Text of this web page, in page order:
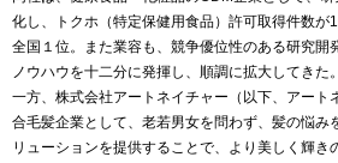
化し、トクホ（特定保健用食品）許可取得件数が
全国１位。また業容も、競争優位性のある研究開
ノウハウを十二分に発揮し、順調に拡大してきた。
一方、株式会社アートネイチャー（以下、アート
合毛髪企業として、老若男女を問わず、髪の悩み
リューションを提供することで、より美しく輝き